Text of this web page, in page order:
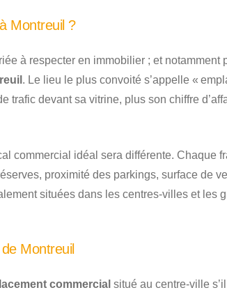
Montreuil ?
à respecter en immobilier ; et notamment
. Le lieu le plus convoité s’appelle «
trafic devant sa vitrine, plus son chiffre
commercial idéal sera différente. Chaque
proximité des parkings, surface de
situées dans les centres-villes et les
Montreuil
commercial situé au centre-ville